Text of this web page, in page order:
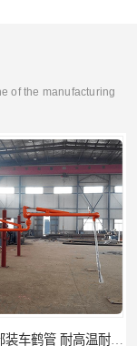
of the manufacturing